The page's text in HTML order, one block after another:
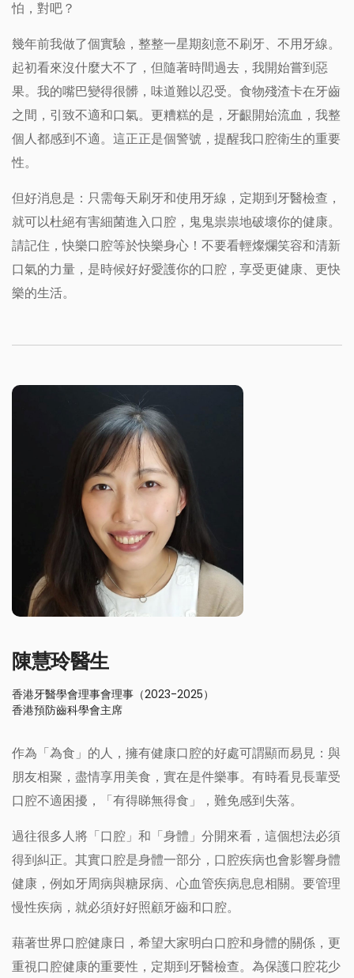
怕，對吧？
幾年前我做了個實驗，整整一星期刻意不刷牙、不用牙線。
起初看來沒什麼大不了，但隨著時間過去，我開始嘗到惡
果。我的嘴巴變得很髒，味道難以忍受。食物殘渣卡在牙齒
之間，引致不適和口氣。更糟糕的是，牙齦開始流血，我整
個人都感到不適。這正正是個警號，提醒我口腔衛生的重要
性。
但好消息是：只需每天刷牙和使用牙線，定期到牙醫檢查，
就可以杜絕有害細菌進入口腔，鬼鬼祟祟地破壞你的健康。
請記住，快樂口腔等於快樂身心！不要看輕燦爛笑容和清新
口氣的力量，是時候好好愛護你的口腔，享受更健康、更快
樂的生活。
陳慧玲醫生
香港牙醫學會理事會理事（2023-2025）
香港預防齒科學會主席
作為「為食」的人，擁有健康口腔的好處可謂顯而易見：與
朋友相聚，盡情享用美食，實在是件樂事。有時看見長輩受
口腔不適困擾，「有得睇無得食」，難免感到失落。
過往很多人將「口腔」和「身體」分開來看，這個想法必須
得到糾正。其實口腔是身體一部分，口腔疾病也會影響身體
健康，例如牙周病與糖尿病、心血管疾病息息相關。要管理
慢性疾病，就必須好好照顧牙齒和口腔。
藉著世界口腔健康日，希望大家明白口腔和身體的關係，更
重視口腔健康的重要性，定期到牙醫檢查。為保護口腔花少